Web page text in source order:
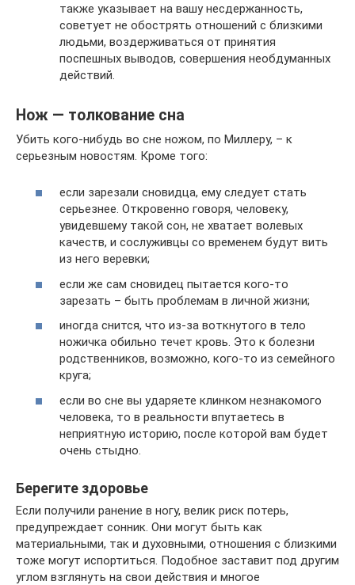
также указывает на вашу несдержанность,
советует не обострять отношений с близкими
людьми, воздерживаться от принятия
поспешных выводов, совершения необдуманных
действий.
Нож — толкование сна
Убить кого-нибудь во сне ножом, по Миллеру, – к
серьезным новостям. Кроме того:
если зарезали сновидца, ему следует стать
серьезнее. Откровенно говоря, человеку,
увидевшему такой сон, не хватает волевых
качеств, и сослуживцы со временем будут вить
из него веревки;
если же сам сновидец пытается кого-то
зарезать – быть проблемам в личной жизни;
иногда снится, что из-за воткнутого в тело
ножичка обильно течет кровь. Это к болезни
родственников, возможно, кого-то из семейного
круга;
если во сне вы ударяете клинком незнакомого
человека, то в реальности впутаетесь в
неприятную историю, после которой вам будет
очень стыдно.
Берегите здоровье
Если получили ранение в ногу, велик риск потерь,
предупреждает сонник. Они могут быть как
материальными, так и духовными, отношения с близкими
тоже могут испортиться. Подобное заставит под другим
углом взглянуть на свои действия и многое